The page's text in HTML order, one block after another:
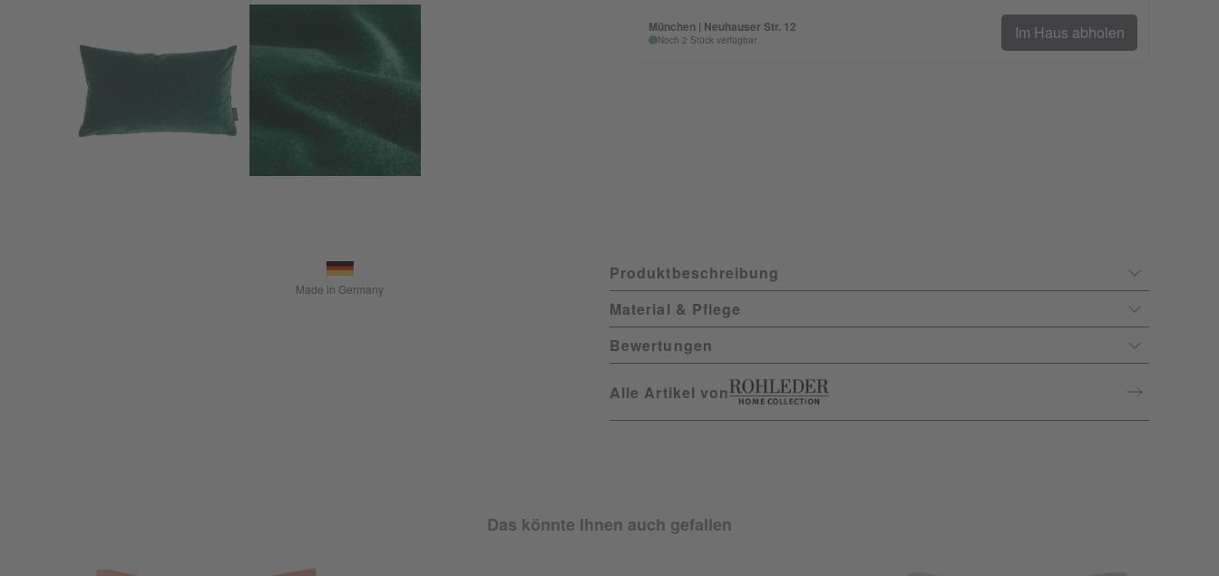
München | Neuhauser Str. 12
Noch 2 Stück verfügbar Im Haus abholen
Made in Germany
Produktbeschreibung
Material & Pflege
Bewertungen
Alle Artikel von
Das könnte Ihnen auch gefallen